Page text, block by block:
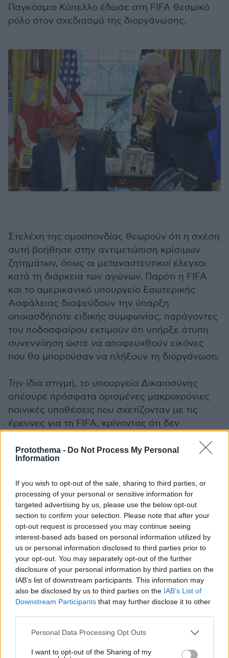
Protothema - Do Not Process My Personal
Information
If you wish to opt-out of the sale, sharing to third parties, or
processing of your personal or sensitive information for
targeted advertising by us, please use the below opt-out
section to confirm your selection. Please note that after your
opt-out request is processed you may continue seeing
interest-based ads based on personal information utilized by
us or personal information disclosed to third parties prior to
your opt-out. You may separately opt-out of the further
disclosure of your personal information by third parties on the
IAB’s list of downstream participants. This information may
also be disclosed by us to third parties on the IAB’s List of
Downstream Participants that may further disclose it to other
Please note that this website/app uses one or more Google
not limited to your visit or usage behaviour. You may click to
Personal Data Processing Opt Outs
I want to opt-out of the Sharing of my
Παγκόσμιο Κύπελλο έδωσε στη FIFA θεσμικό
ρόλο στον σχεδιασμό της διοργάνωσης.
Στελέχη της ομοσπονδίας θεωρούν ότι η σχέση
αυτή βοήθησε στην αντιμετώπιση κρίσιμων
ζητημάτων, όπως οι μεταναστευτικοί έλεγχοι
κατά τη διάρκεια των αγώνων. Παρότι η FIFA
και το αμερικανικό υπουργείο Εσωτερικής
Ασφάλειας διαψεύδουν την ύπαρξη
οποιασδήποτε ειδικής συμφωνίας, παράγοντες
του ποδοσφαίρου εκτιμούν ότι υπήρξε άτυπη
συνεννόηση ώστε να αποφευχθούν εικόνες
που θα μπορούσαν να πλήξουν τη διοργάνωση.
Την ίδια στιγμή, το υπουργείο Δικαιοσύνης
απέσυρε πρόσφατα ορισμένες μακροχρόνιες
ποινικές υποθέσεις που σχετίζονταν με τις
έρευνες για τη FIFA, κρίνοντας ότι δεν
Ο πρόεδρος της FIFA Τζάνι Ινφαντίνο, αριστερά, βγάζει selfie με
Κλαούντια Σέινμπαουμ και τον πρωθυπουργό του Καναδά Μαρκ
Ποδοσφαίρου 2026 στο Κέντρο Κένεντι στην Ουάσινγκτον